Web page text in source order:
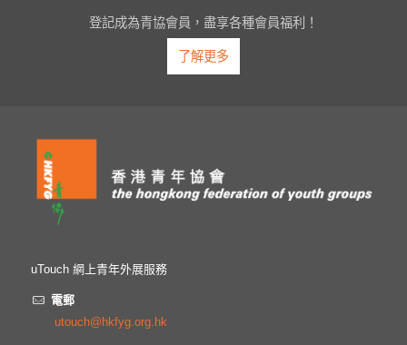
登記成為青協會員，盡享各種會員福利！
了解更多
uTouch 網上青年外展服務
電郵
utouch@hkfyg.org.hk